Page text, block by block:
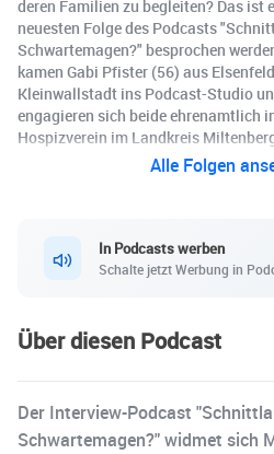
deren Familien zu begleiten? Das ist
neuesten Folge des Podcasts
Schwartemagen?" besprochen
kamen Gabi Pfister (56) aus
Kleinwallstadt ins Podcast-Studio
engagieren sich beide ehrenamtlich
Hospizverein im Landkreis
Alle Folgen
In Podcasts werben
Schalte jetzt Werbung in
Über diesen Podcast
Der Interview-Podcast
Schwartemagen?" widmet sich